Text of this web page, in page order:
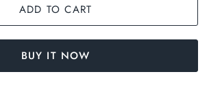
ADD TO CART
BUY IT NOW